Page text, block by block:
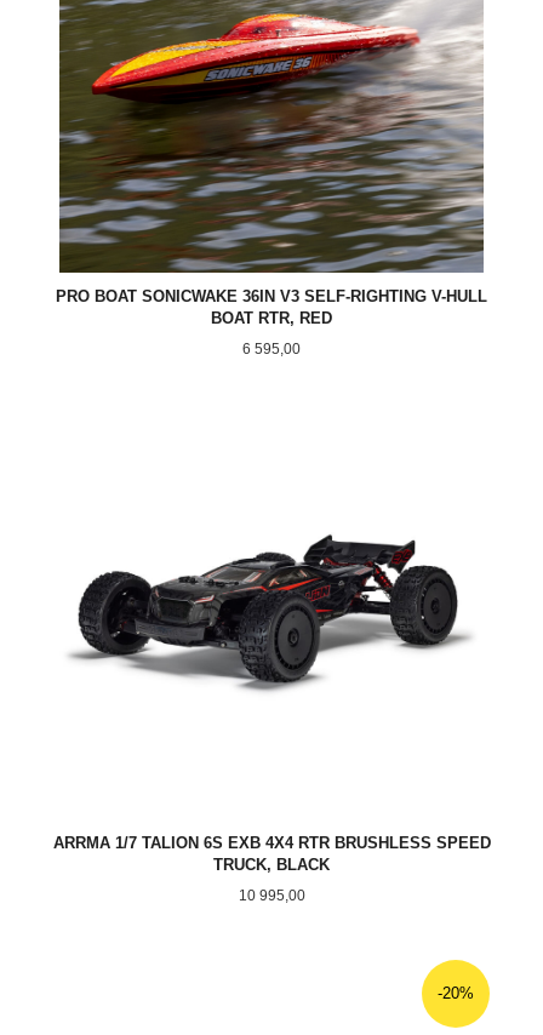
PRO BOAT SONICWAKE 36IN V3 SELF-RIGHTING V-HULL
BOAT RTR, RED
Pris
6 595,00
ARRMA 1/7 TALION 6S EXB 4X4 RTR BRUSHLESS SPEED
TRUCK, BLACK
Pris
10 995,00
-20%